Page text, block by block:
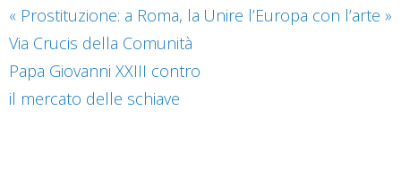
« Prostituzione: a Roma, la
Via Crucis della Comunità
Papa Giovanni XXIII contro
il mercato delle schiave
Unire l’Europa con l’arte »